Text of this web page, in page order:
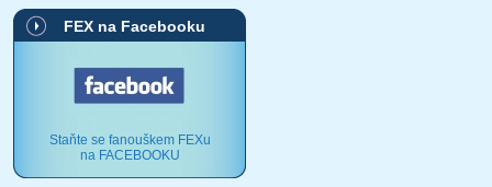
FEX na Facebooku
Staňte se fanouškem FEXu
na FACEBOOKU